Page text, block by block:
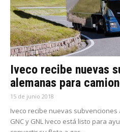
Iveco recibe nuevas
alemanas para
15 de junio 2018
Iveco recibe nuevas
GNC y GNL Iveco está listo para